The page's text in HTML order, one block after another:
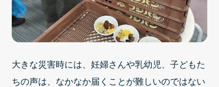
大きな災害時には、妊婦さんや乳幼児、子どもた
ちの声は、なかなか届くことが難しいのではない